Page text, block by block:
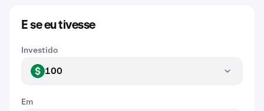
E se eu tivesse
Investido
USD 100
Em